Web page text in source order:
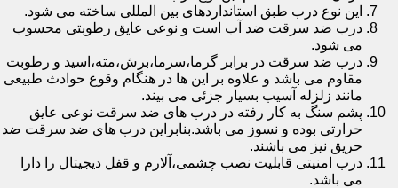
این نوع درب طبق استانداردهای بین المللی ساخته می شود.
درب ضد سرقت ضد آب است و نوعی عایق رطوبتی محسوب
می شود.
درب ضد سرقت در برابر گرما،سرما،برش،مته،اسید و رطوبت
مقاوم می باشد و علاوه بر این ها در هنگام وقوع حوادث طبیعی
مانند زلزله آسیب بسیار جزئی می بیند.
پشم سنگ به کار رفته در درب های ضد سرقت نوعی عایق
حرارتی بوده و نسوز می باشد.بنابراین درب های ضد سرقت ضد
حریق نیز می باشند.
درب امنیتی قابلیت نصب چشمی،آلارم و قفل دیجیتال را دارا
می باشد.